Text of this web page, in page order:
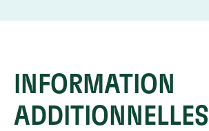
INFORMATION
ADDITIONNELLES